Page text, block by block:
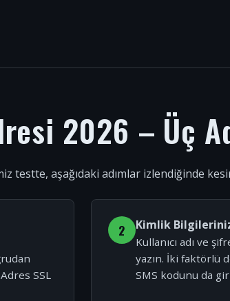
2026 – Üç
testte, aşağıdaki adımlar izlendiğinde
SSL
2 Kimlik
Kullanıcı adı ve
yazın. İki faktörlü
SMS kodunu da